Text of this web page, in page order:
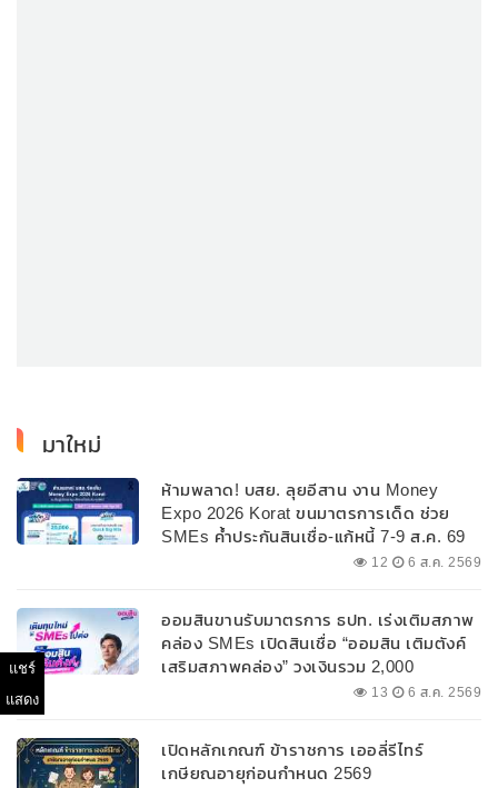
แชร์
แสดง
มาใหม่
ห้ามพลาด! บสย. ลุยอีสาน งาน Money
Expo 2026 Korat ขนมาตรการเด็ด ช่วย
SMEs ค้ำประกันสินเชื่อ-แก้หนี้ 7-9 ส.ค. 69
12 6 ส.ค. 2569
ออมสินขานรับมาตรการ ธปท. เร่งเติมสภาพ
คล่อง SMEs เปิดสินเชื่อ “ออมสิน เติมตังค์
เสริมสภาพคล่อง” วงเงินรวม 2,000
ลบ.สนับสนุนเงินทุนหมุนเวียนวงเงินกู้สูงสุด
13 6 ส.ค. 2569
เปิดหลักเกณฑ์ ข้าราชการ เออลี่รีไทร์
เกษียณอายุก่อนกำหนด 2569